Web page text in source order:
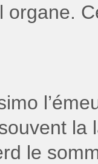
organe.
le